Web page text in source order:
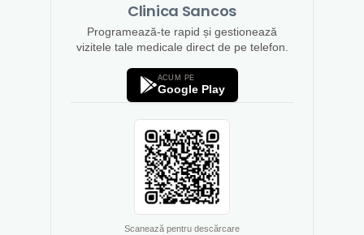
Clinica Sancos
Programează-te rapid și gestionează
vizitele tale medicale direct de pe telefon.
ACUM PE
Google Play
Scanează pentru descărcare